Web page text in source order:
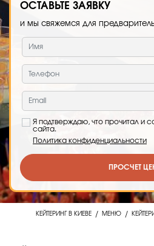
ОСТАВЬТЕ ЗАЯВКУ
и мы свяжемся для
Я подтверждаю, что прочитал и
сайта.
Политика конфиденциальности
ПРОСЧЕТ
КЕЙТЕРИНГ В КИЕВЕ / МЕНЮ /